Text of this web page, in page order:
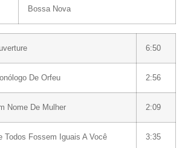
Bossa Nova
6:50
De Orfeu 2:56
Nome De Mulher 2:09
Todos Fossem Iguais A Você 3:35